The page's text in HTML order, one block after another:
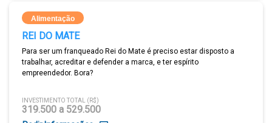
Alimentação
REI DO MATE
Para ser um franqueado Rei do Mate é preciso estar disposto a
trabalhar, acreditar e defender a marca, e ter espírito
empreendedor. Bora?
INVESTIMENTO TOTAL (R$)
319.500 a 529.500